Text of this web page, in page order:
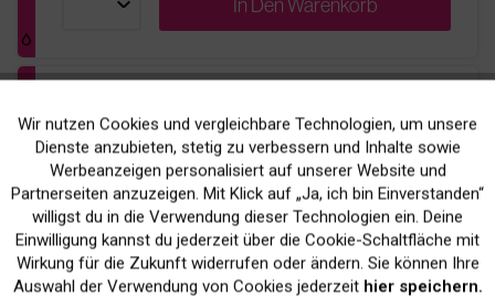
Magenta
39,90 € *
inkl. MwSt.zzgl. Versandkosten
pages 2.000 Seiten bei 5% Deckung
Funktionale Aktiv
Marketing Inaktiv
Tracking Inaktiv
Wir nutzen Cookies und vergleichbare Technologien, um unsere
Dienste anzubieten, stetig zu verbessern und Inhalte sowie
Werbeanzeigen personalisiert auf unserer Website und
Partnerseiten anzuzeigen. Mit Klick auf „Ja, ich bin Einverstanden“
willigst du in die Verwendung dieser Technologien ein. Deine
Einwilligung kannst du jederzeit über die Cookie-Schaltfläche mit
Wirkung für die Zukunft widerrufen oder ändern. Sie können Ihre
Auswahl der Verwendung von Cookies jederzeit hier speichern.